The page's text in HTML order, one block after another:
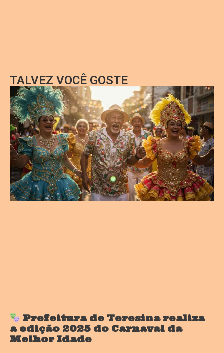
TALVEZ VOCÊ GOSTE
Prefeitura de Teresina realiza
a edição 2025 do Carnaval da
Melhor Idade